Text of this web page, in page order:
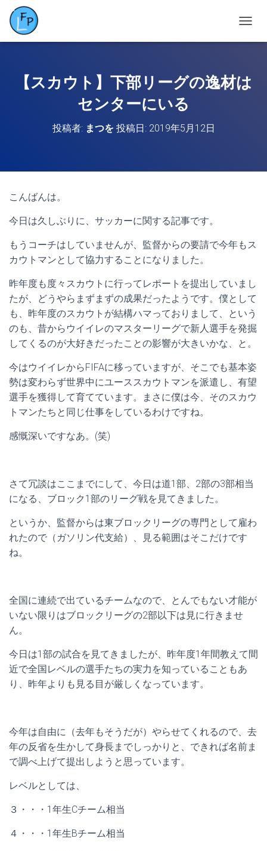
ビ
シ
ョ
【スカウト】下部リーグの逸材は
センターにいる
投稿者: まつを投稿日: 2019年5月12日
こんばんは。
今日は久しぶりに、サッカーに関する記事です。
もうコーチはしていませんが、監督からの要請で今年もス
カウトマンとして協力することになりました。
昨年度も度々スカウトに行ってレポートを提出していまし
たが、どうやらまずまずの成果だったようです。僕として
も、昨年度のスカウトが結構ハマっておりまして、という
のも、昔からウイイレのマスターリーグで新人選手を発掘
してくるのが大好きだったことの影響が大きいかな、と。
今はウイイレからFIFAに移っていますが、そこでも基本姿
勢は変わらず世界中にユーススカウトマンを派遣し、有望
選手を獲得して育てています。まさに僕は今、そのスカウ
トマンたちと同じ仕事をしているわけですね。
感慨深いですなあ。(笑)
さて冗談はここまでにして、今日は道1部、2部の3部相当
になる、ブロック1部のリーグ戦を見てきました。
というか、監督からは東ブロックリーグの専門として雇わ
れたので（ガソリン代支給）、見る範囲はそこだけです
ね。
全国に連続で出ているチームなので、とんでもない才能が
いない限りはブロックリーグの2部以下は見に行きませ
ん。
今日は1部の試合を見てきましたが、昨年度1年間教えて間
近で全国レベルの選手たちの実力を知っていることもあ
り、昨年よりも見る目が厳しくなっています。
今年は自由に（去年もそうだが）やらせてくれるので、去
年の反省を生かして身長までしっかりと、できれば名前ま
で調べ上げて提出しようと思っています。
レベルとしては、
３・・・1年生Cチーム相当
４・・・1年生Bチーム相当